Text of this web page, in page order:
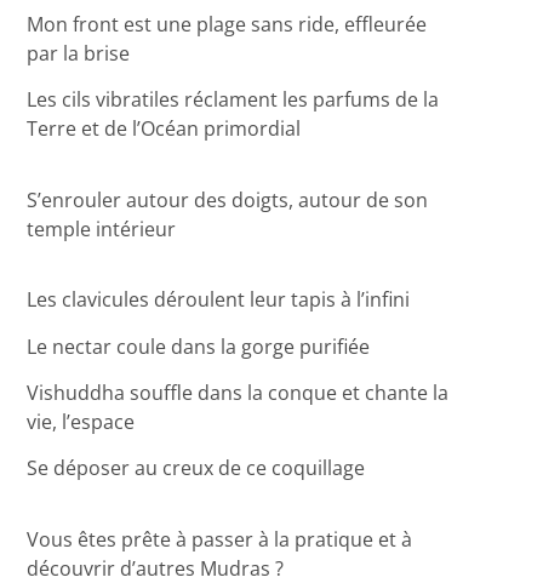
Mon front est une plage sans ride, effleurée
par la brise
Les cils vibratiles réclament les parfums de la
Terre et de l’Océan primordial
S’enrouler autour des doigts, autour de son
temple intérieur
Les clavicules déroulent leur tapis à l’infini
Le nectar coule dans la gorge purifiée
Vishuddha souffle dans la conque et chante la
vie, l’espace
Se déposer au creux de ce coquillage
Vous êtes prête à passer à la pratique et à
découvrir d’autres Mudras ?